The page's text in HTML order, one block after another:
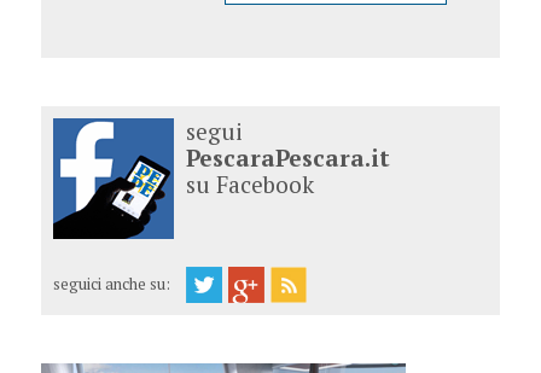
segui
PescaraPescara.it
su Facebook
seguici anche su: